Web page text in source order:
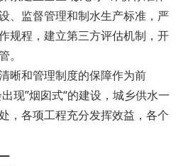
、监督管理和制水生产标准，严
规程，建立第三方评估机制，开
。
和管理制度的保障作为前
现”烟囱式“的建设，城乡供水一
，各项工程充分发挥效益，各个